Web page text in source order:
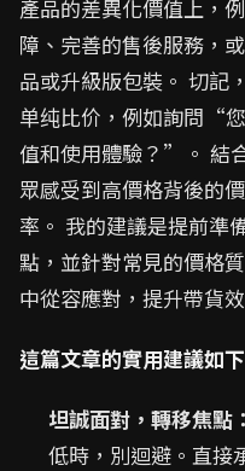
產品的差異化價值上，
障、完善的售後服務，
品或升級版包裝。 切記
单纯比价，例如詢問“
值和使用體驗？”。 結
眾感受到高價格背後的
率。 我的建議是提前準
點，並針對常見的價格
中從容應對，提升帶貨效
這篇文章的實用建議如
坦誠面對，轉移焦點：
低時，別迴避。直接